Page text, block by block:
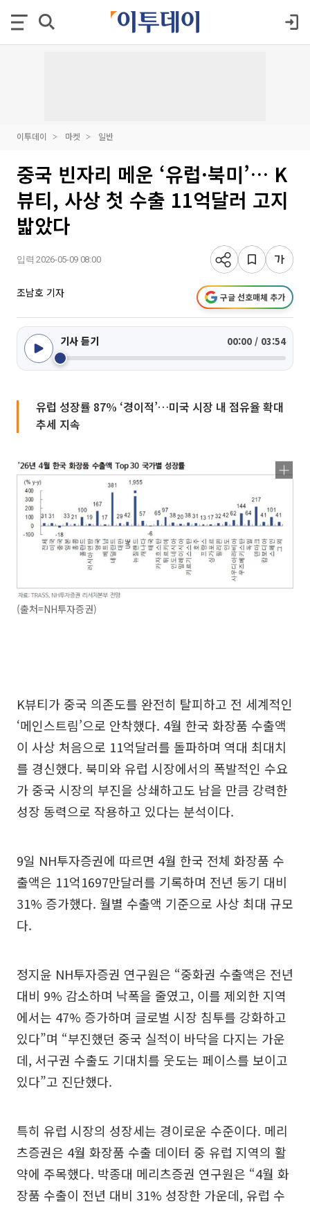
이투데이 마켓 일반
중국 빈자리 메운 ‘유럽·북미’… K
뷰티, 사상 첫 수출 11억달러 고지
밟았다
입력 2026-05-09 08:00
조남호 기자 구글 선호매체 추가
기사 듣기 00:00 / 03:54
유럽 성장률 87% ‘경이적’…미국 시장 내 점유율 확대
추세 지속
(출처=NH투자증권)
K뷰티가 중국 의존도를 완전히 탈피하고 전 세계적인
‘메인스트림’으로 안착했다. 4월 한국 화장품 수출액
이 사상 처음으로 11억달러를 돌파하며 역대 최대치
를 경신했다. 북미와 유럽 시장에서의 폭발적인 수요
가 중국 시장의 부진을 상쇄하고도 남을 만큼 강력한
성장 동력으로 작용하고 있다는 분석이다.
9일 NH투자증권에 따르면 4월 한국 전체 화장품 수
출액은 11억1697만달러를 기록하며 전년 동기 대비
31% 증가했다. 월별 수출액 기준으로 사상 최대 규모
다.
정지윤 NH투자증권 연구원은 “중화권 수출액은 전년
대비 9% 감소하며 낙폭을 줄였고, 이를 제외한 지역
에서는 47% 증가하며 글로벌 시장 침투를 강화하고
있다”며 “부진했던 중국 실적이 바닥을 다지는 가운
데, 서구권 수출도 기대치를 웃도는 페이스를 보이고
있다”고 진단했다.
특히 유럽 시장의 성장세는 경이로운 수준이다. 메리
츠증권은 4월 화장품 수출 데이터 중 유럽 지역의 활
약에 주목했다. 박종대 메리츠증권 연구원은 “4월 화
장품 수출이 전년 대비 31% 성장한 가운데, 유럽 수